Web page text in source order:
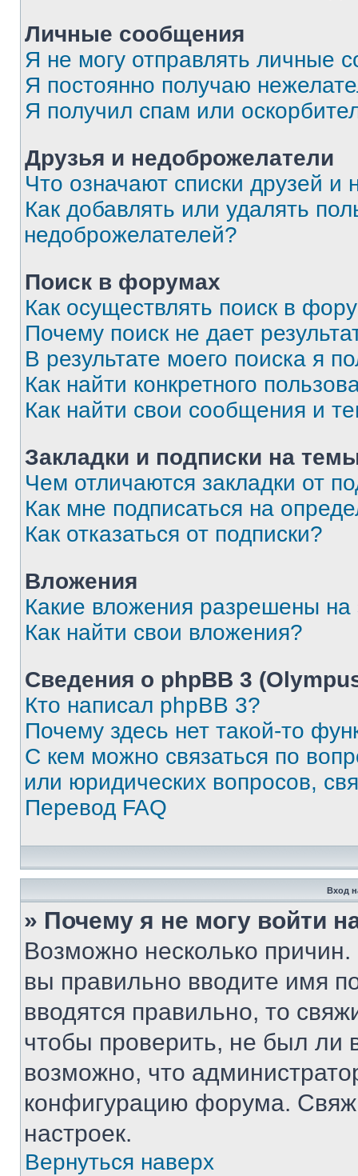
Личные сообщения
Я не могу отправлять личные
Я постоянно получаю
Я получил спам или
Друзья и недоброжелатели
Что означают списки друзей и
Как добавлять или удалять
недоброжелателей?
Поиск в форумах
Как осуществлять поиск в
Почему поиск не дает
В результате моего поиска я
Как найти конкретного
Как найти свои сообщения и
Закладки и подписки на
Чем отличаются закладки от
Как мне подписаться на
Как отказаться от подписки?
Вложения
Какие вложения разрешены
Как найти свои вложения?
Сведения о phpBB 3
Кто написал phpBB 3?
Почему здесь нет такой-то
С кем можно связаться по
или юридических вопросов,
Перевод FAQ
Вход
» Почему я не могу войти
Возможно несколько
вы правильно вводите имя
вводятся правильно, то
чтобы проверить, не был ли
возможно, что
конфигурацию форума.
настроек.
Вернуться наверх